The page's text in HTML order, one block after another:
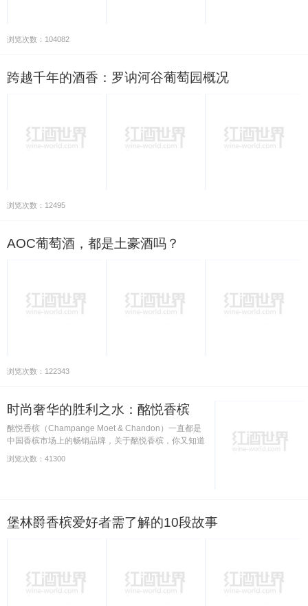
浏览次数：104082
跨越千年的酒香：罗讷河谷葡萄园概况
浏览次数：12495
AOC葡萄酒，都是土豪酒吗？
浏览次数：122343
时尚奢华的胜利之水：酩悦香槟
酩悦香槟（Champange Moet & Chandon）一直都是
中国香槟市场上的畅销品牌，关于酩悦香槟，你又知道
多少呢？
浏览次数：41300
堡林爵香槟爱好者需了解的10段故事